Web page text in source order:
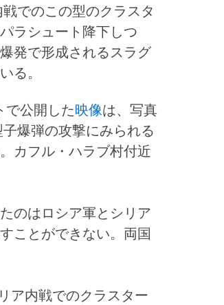
でのこの型のクラスタ
ラシュート降下しつ
発で形成されるスラグ
る。
で公開した映像は、写真
爆弾の攻撃にみられる
カフル・ハラブ村付近
のはロシア軍とシリア
ことができない。両国
ア内戦でのクラスター